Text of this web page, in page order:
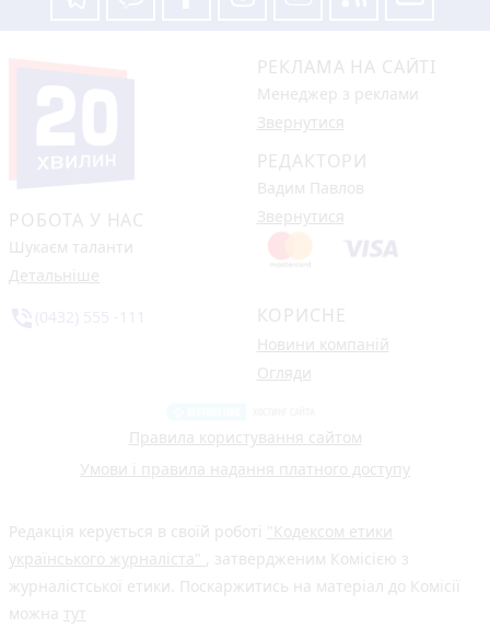
РОБОТА У НАС
Шукаєм таланти
Детальніше
РЕКЛАМА НА САЙТІ
Менеджер з реклами
Звернутися
РЕДАКТОРИ
Вадим Павлов
Звернутися
КОРИСНЕ
Новини компаній
Огляди
Правила користування сайтом
Умови і правила надання платного доступу
Редакція керується в своїй роботі "Кодексом етики
українського журналіста" , затвердженим Комісією з
журналістської етики. Поскаржитись на матеріал до Комісії
можна тут